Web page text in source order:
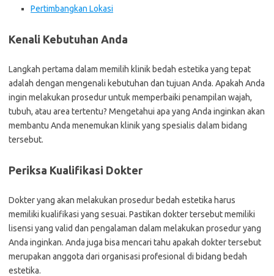
Pertimbangkan Lokasi
Kenali Kebutuhan Anda
Langkah pertama dalam memilih klinik bedah estetika yang tepat
adalah dengan mengenali kebutuhan dan tujuan Anda. Apakah Anda
ingin melakukan prosedur untuk memperbaiki penampilan wajah,
tubuh, atau area tertentu? Mengetahui apa yang Anda inginkan akan
membantu Anda menemukan klinik yang spesialis dalam bidang
tersebut.
Periksa Kualifikasi Dokter
Dokter yang akan melakukan prosedur bedah estetika harus
memiliki kualifikasi yang sesuai. Pastikan dokter tersebut memiliki
lisensi yang valid dan pengalaman dalam melakukan prosedur yang
Anda inginkan. Anda juga bisa mencari tahu apakah dokter tersebut
merupakan anggota dari organisasi profesional di bidang bedah
estetika.